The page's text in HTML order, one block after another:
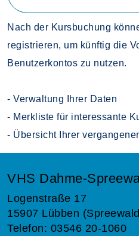
Nach der Kursbuchung
registrieren, um künftig die
Benutzerkontos zu nutzen.
- Verwaltung Ihrer Daten
- Merkliste für interessante
- Übersicht Ihrer
VHS Dahme-
Logenstraße 17
15907 Lübben
Telefon: 03546 20-1060